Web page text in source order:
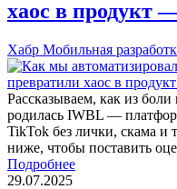
хаос в продукт
Хабр Мобильная
Рассказываем, как из
родилась IWBL —
TikTok без лички, скама и
ниже, чтобы поставить
Подробнее
29.07.2025